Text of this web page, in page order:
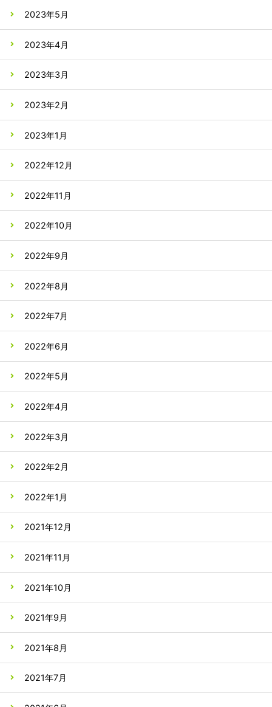
2023年5月
2023年4月
2023年3月
2023年2月
2023年1月
2022年12月
2022年11月
2022年10月
2022年9月
2022年8月
2022年7月
2022年6月
2022年5月
2022年4月
2022年3月
2022年2月
2022年1月
2021年12月
2021年11月
2021年10月
2021年9月
2021年8月
2021年7月